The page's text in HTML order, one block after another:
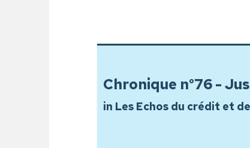
Chronique n°76 -
in Les Echos du crédit et